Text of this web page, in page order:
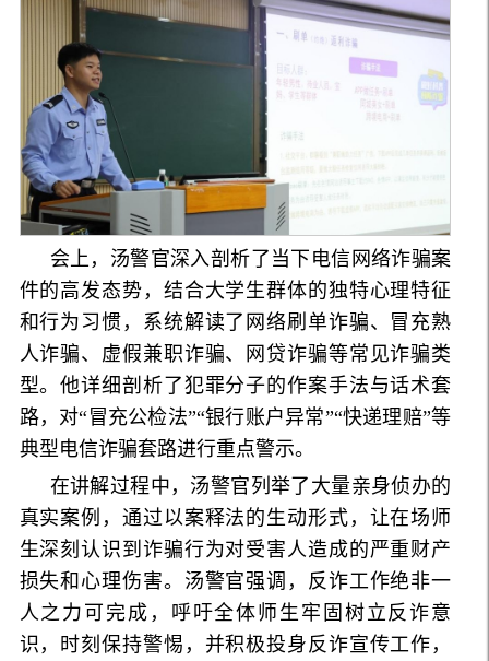
会上，汤警官深入剖析了当下电信网络诈骗案
件的高发态势，结合大学生群体的独特心理特征
和行为习惯，系统解读了网络刷单诈骗、冒充熟
人诈骗、虚假兼职诈骗、网贷诈骗等常见诈骗类
型。他详细剖析了犯罪分子的作案手法与话术套
路，对“冒充公检法”“银行账户异常”“快递理赔”等
典型电信诈骗套路进行重点警示。
在讲解过程中，汤警官列举了大量亲身侦办的
真实案例，通过以案释法的生动形式，让在场师
生深刻认识到诈骗行为对受害人造成的严重财产
损失和心理伤害。汤警官强调，反诈工作绝非一
人之力可完成，呼吁全体师生牢固树立反诈意
识，时刻保持警惕，并积极投身反诈宣传工作，